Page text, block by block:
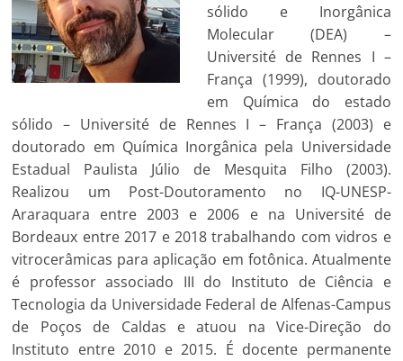
sólido e Inorgânica
Molecular (DEA) –
Université de Rennes I –
França (1999), doutorado
em Química do estado
sólido – Université de Rennes I – França (2003) e
doutorado em Química Inorgânica pela Universidade
Estadual Paulista Júlio de Mesquita Filho (2003).
Realizou um Post-Doutoramento no IQ-UNESP-
Araraquara entre 2003 e 2006 e na Université de
Bordeaux entre 2017 e 2018 trabalhando com vidros e
vitrocerâmicas para aplicação em fotônica. Atualmente
é professor associado III do Instituto de Ciência e
Tecnologia da Universidade Federal de Alfenas-Campus
de Poços de Caldas e atuou na Vice-Direção do
Instituto entre 2010 e 2015. É docente permanente